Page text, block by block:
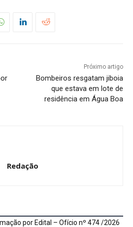
Próximo artigo
Bombeiros resgatam jiboia
que estava em lote de
residência em Água Boa
Redação
por Edital – Ofício nº 474 /2026